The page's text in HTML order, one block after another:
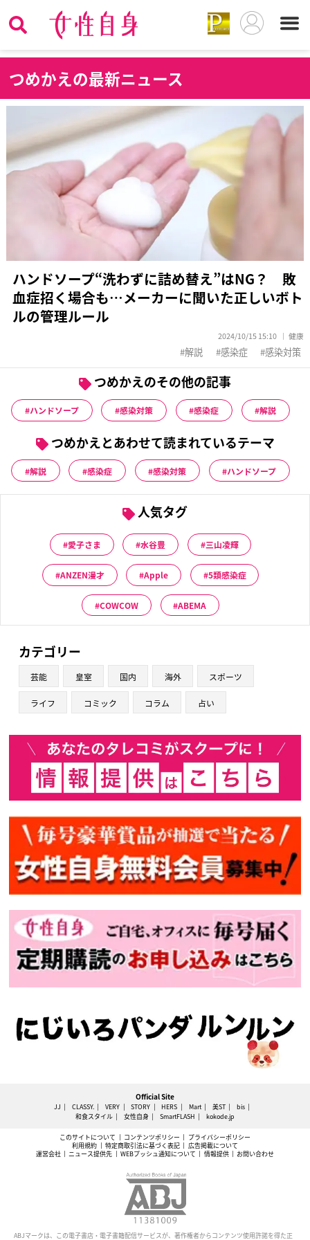
つめかえの最新ニュース
ハンドソープ“洗わずに詰め替え”はNG？ 敗
血症招く場合も…メーカーに聞いた正しいボト
ルの管理ルール
2024/10/15 15:10 健康
解説 感染症 感染対策
つめかえのその他の記事
ハンドソープ 感染対策 感染症 解説
つめかえとあわせて読まれているテーマ
解説 感染症 感染対策 ハンドソープ
人気タグ
愛子さま 水谷豊 三山凌輝
ANZEN漫才 Apple 5類感染症
COWCOW ABEMA
カテゴリー
芸能 皇室 国内 海外 スポーツ
ライフ コミック コラム 占い
Official Site
JJ CLASSY. VERY STORY HERS Mart 美ST
bis
和食スタイル
女性自身 SmartFLASH kokode.jp
このサイトについて コンテンツポリシー
プライバシーポリシー
利用規約
特定商取引法に基づく表記
広告掲載について
運営会社
ニュース提供先 WEBプッシュ通知について 情報提供 お問い合わせ
ABJマークは、この電子書店・電子書籍配信サービスが、著作権者からコンテンツ使用許諾を得た正